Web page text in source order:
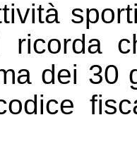
ricorda
dei 30